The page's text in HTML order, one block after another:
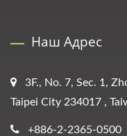
Наш Адрес
3F., No. 7, Sec. 1,
Taipei City 234017 ,
+886-2-2365-0500